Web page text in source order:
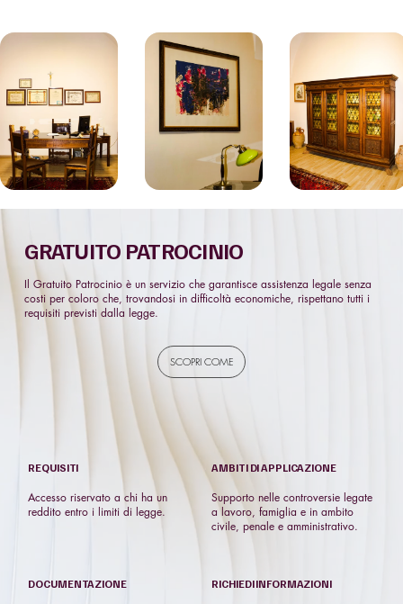
GRATUITO PATROCINIO
Il Gratuito Patrocinio è un servizio che garantisce assistenza legale senza
costi per coloro che, trovandosi in difficoltà economiche, rispettano tutti i
requisiti previsti dalla legge.
SCOPRI COME
REQUISITI
Accesso riservato a chi ha un
reddito entro i limiti di legge.
AMBITI DI APPLICAZIONE
Supporto nelle controversie legate
a lavoro, famiglia e in ambito
civile, penale e amministrativo.
DOCUMENTAZIONE RICHIEDI INFORMAZIONI